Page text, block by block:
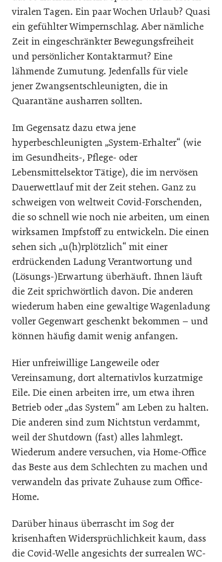
viralen Tagen. Ein paar Wochen Urlaub? Quasi
ein gefühlter Wimpernschlag. Aber nämliche
Zeit in eingeschränkter Bewegungsfreiheit
und persönlicher Kontaktarmut? Eine
lähmende Zumutung. Jedenfalls für viele
jener Zwangsentschleunigten, die in
Quarantäne ausharren sollten.
Im Gegensatz dazu etwa jene
hyperbeschleunigten „System-Erhalter“ (wie
im Gesundheits-, Pflege- oder
Lebensmittelsektor Tätige), die im nervösen
Dauerwettlauf mit der Zeit stehen. Ganz zu
schweigen von weltweit Covid-Forschenden,
die so schnell wie noch nie arbeiten, um einen
wirksamen Impfstoff zu entwickeln. Die einen
sehen sich „u(h)rplötzlich“ mit einer
erdrückenden Ladung Verantwortung und
(Lösungs-)Erwartung überhäuft. Ihnen läuft
die Zeit sprichwörtlich davon. Die anderen
wiederum haben eine gewaltige Wagenladung
voller Gegenwart geschenkt bekommen – und
können häufig damit wenig anfangen.
Hier unfreiwillige Langeweile oder
Vereinsamung, dort alternativlos kurzatmige
Eile. Die einen arbeiten irre, um etwa ihren
Betrieb oder „das System“ am Leben zu halten.
Die anderen sind zum Nichtstun verdammt,
weil der Shutdown (fast) alles lahmlegt.
Wiederum andere versuchen, via Home-Office
das Beste aus dem Schlechten zu machen und
verwandeln das private Zuhause zum Office-
Home.
Darüber hinaus überrascht im Sog der
krisenhaften Widersprüchlichkeit kaum, dass
die Covid-Welle angesichts der surrealen WC-